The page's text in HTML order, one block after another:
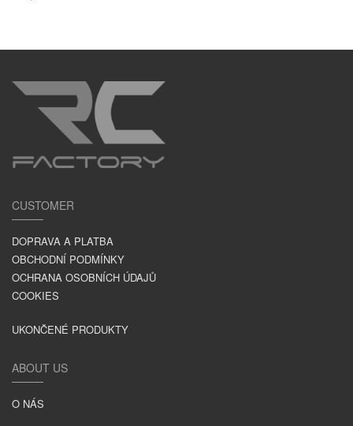
CUSTOMER
DOPRAVA A PLATBA
OBCHODNÍ PODMÍNKY
OCHRANA OSOBNÍCH ÚDAJŮ
COOKIES
UKONČENÉ PRODUKTY
ABOUT US
O NÁS